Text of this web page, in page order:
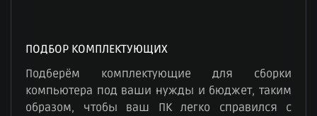
ПОДБОР КОМПЛЕКТУЮЩИХ
Подберём комплектующие для сборки
компьютера под ваши нужды и бюджет, таким
образом, чтобы ваш ПК легко справился с